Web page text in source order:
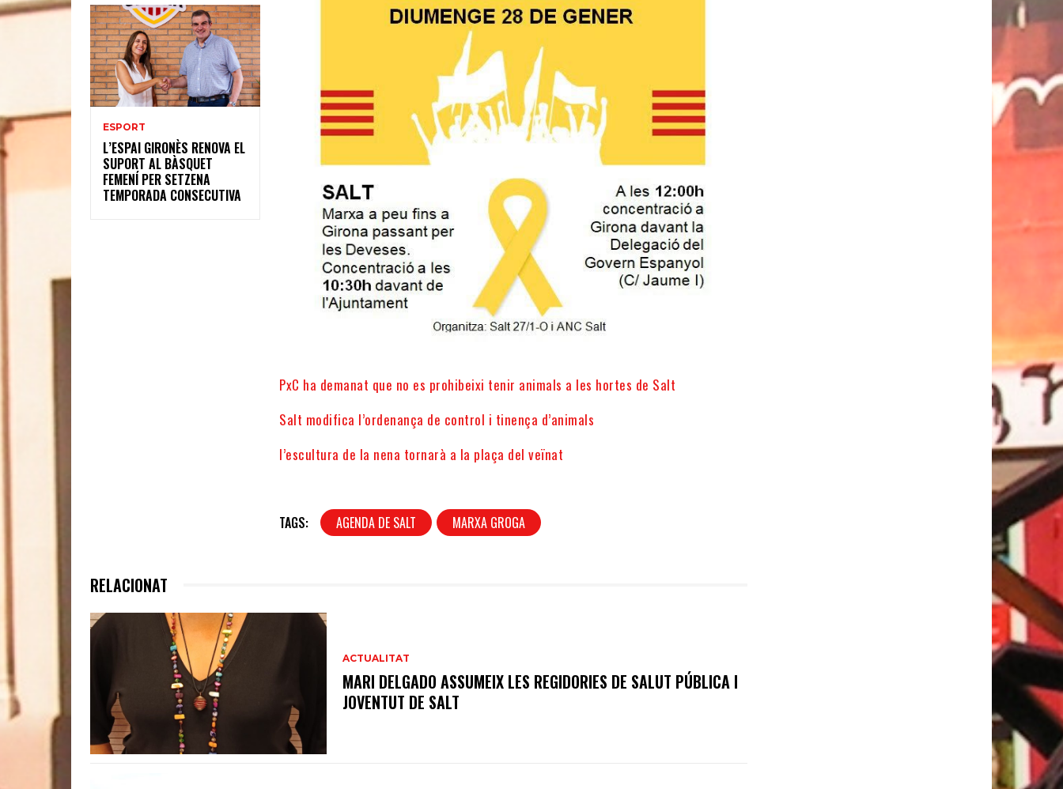
ESPORT
L’ESPAI GIRONÈS RENOVA EL
SUPORT AL BÀSQUET
FEMENÍ PER SETZENA
TEMPORADA CONSECUTIVA
PxC ha demanat que no es prohibeixi tenir animals a les hortes de Salt
Salt modifica l’ordenança de control i tinença d’animals
l’escultura de la nena tornarà a la plaça del veïnat
TAGS: AGENDA DE SALT MARXA GROGA
RELACIONAT
ACTUALITAT
MARI DELGADO ASSUMEIX LES REGIDORIES DE SALUT PÚBLICA I
JOVENTUT DE SALT